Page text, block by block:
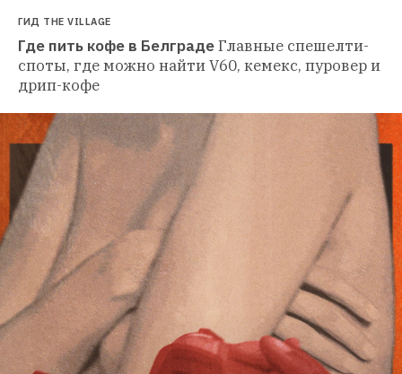
ГИД THE VILLAGE
Где пить кофе в БелградеГлавные спешелти-
споты, где можно найти V60, кемекс, пуровер и
дрип-кофе